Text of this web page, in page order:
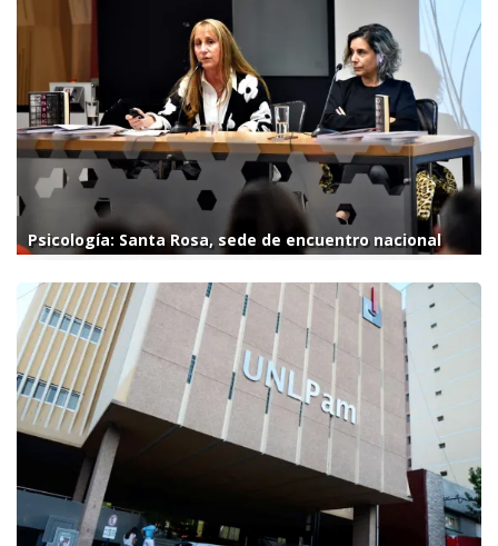
Psicología: Santa Rosa, sede de encuentro nacional